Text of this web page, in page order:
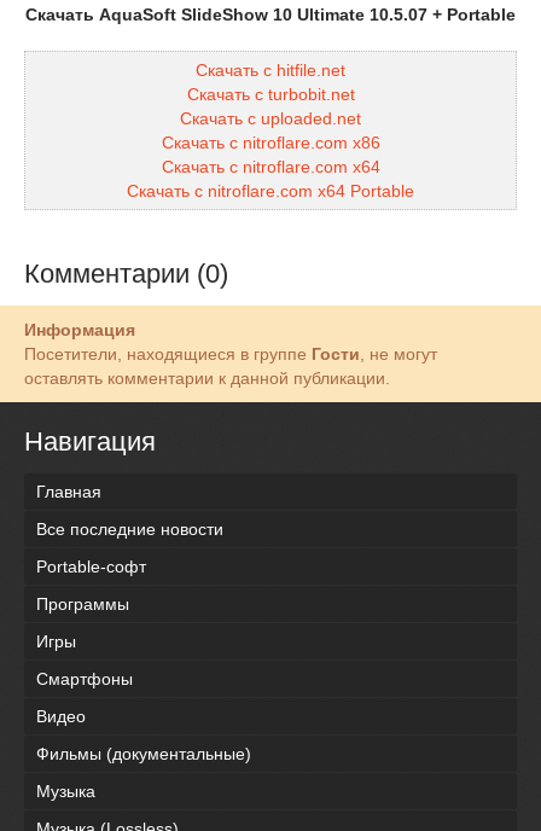
Скачать AquaSoft SlideShow 10 Ultimate 10.5.07 + Portable
Скачать с hitfile.net
Скачать с turbobit.net
Скачать с uploaded.net
Скачать с nitroflare.com x86
Скачать с nitroflare.com x64
Скачать с nitroflare.com x64 Portable
Комментарии (0)
Информация
Посетители, находящиеся в группе Гости , не могут
оставлять комментарии к данной публикации.
Навигация
Главная
Все последние новости
Portable-софт
Программы
Игры
Смартфоны
Видео
Фильмы (документальные)
Музыка